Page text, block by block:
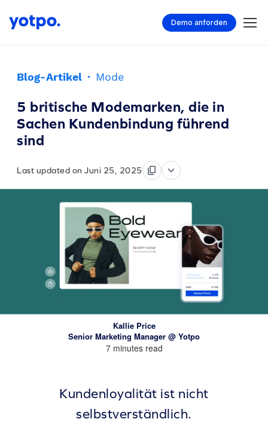
Demo anforden
Blog-Artikel · Mode
5 britische Modemarken, die in
Sachen Kundenbindung führend
sind
Last updated on Juni 25, 2025
Kallie Price
Senior Marketing Manager @ Yotpo
7 minutes read
Kundenloyalität ist nicht
selbstverständlich.